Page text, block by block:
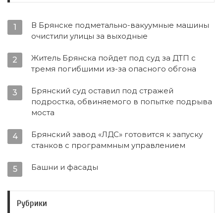
1
В Брянске подметально-вакуумные машины
очистили улицы за выходные
2
Житель Брянска пойдет под суд за ДТП с
тремя погибшими из-за опасного обгона
3
Брянский суд оставил под стражей
подростка, обвиняемого в попытке подрыва
моста
4
Брянский завод «ЛДС» готовится к запуску
станков с программным управлением
5 Башни и фасады
Рубрики